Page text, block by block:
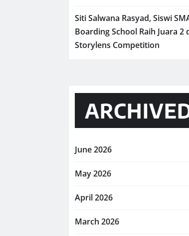
Siti Salwana Rasyad, Siswi
Boarding School Raih Juara 2
Storylens Competition
June 2026
May 2026
April 2026
March 2026